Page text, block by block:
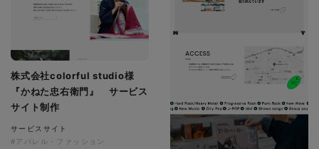
株式会社colorful studio様
『かねた忠右衛門』 サービス
サイト制作
サービスサイト
#アパレル・ファッション